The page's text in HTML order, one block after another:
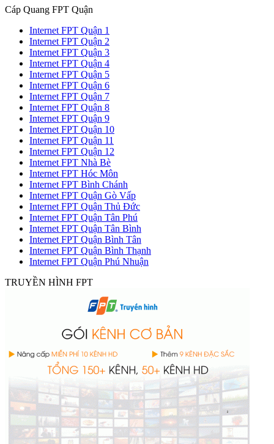
Cáp Quang FPT Quận
Internet FPT Quận 1
Internet FPT Quận 2
Internet FPT Quận 3
Internet FPT Quận 4
Internet FPT Quận 5
Internet FPT Quận 6
Internet FPT Quận 7
Internet FPT Quận 8
Internet FPT Quận 9
Internet FPT Quận 10
Internet FPT Quận 11
Internet FPT Quận 12
Internet FPT Nhà Bè
Internet FPT Hóc Môn
Internet FPT Bình Chánh
Internet FPT Quận Gò Vấp
Internet FPT Quận Thủ Đức
Internet FPT Quận Tân Phú
Internet FPT Quận Tân Bình
Internet FPT Quận Bình Tân
Internet FPT Quận Bình Thạnh
Internet FPT Quận Phú Nhuận
TRUYỀN HÌNH FPT